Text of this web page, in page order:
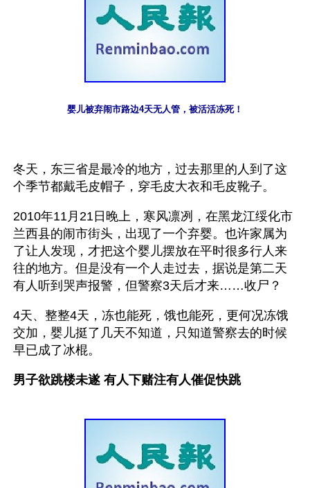
婴儿被弃闹市路边4天无人管，被活活冻死！
冬天，东三省是最冷的地方，过去那里的人到了这
个季节都戴毛皮帽子，穿毛皮大衣和毛皮靴子。
2010年11月21日晚上，寒风凛冽，在黑龙江绥化市
兰西县的闹市街头，出现了一个弃婴。也许家属为
了让人发现，才把这个婴儿摆放在平时很多行人来
往的地方。但是没有一个人走过去，据说是第二天
有人听到哭声报警，但警察3天后才来……收尸？
4天、整整4天，冻也能死，饿也能死，更何况冻饿
交加，婴儿挺了几天不知道，只知道警察去的时候
早已成了冰棍。
男子欲跳楼未遂 有人下赌注有人催促快跳